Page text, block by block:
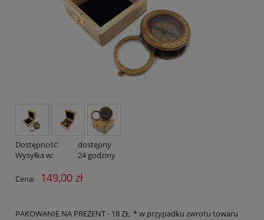
Dostępność:
dostępny
Wysyłka w:
24 godziny
Cena: 149,00 zł
PAKOWANIE NA PREZENT - 18 ZŁ. * w przypadku zwrotu towaru